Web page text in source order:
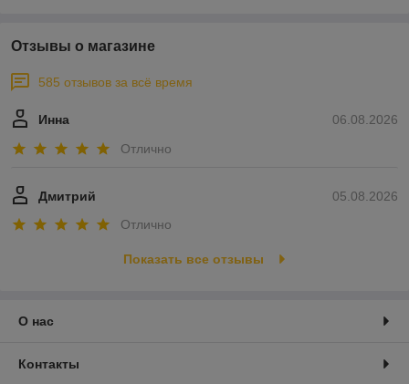
Отзывы о магазине
585 отзывов за всё время
06.08.2026
Инна
Отлично
05.08.2026
Дмитрий
Отлично
Показать все отзывы
О нас
Контакты